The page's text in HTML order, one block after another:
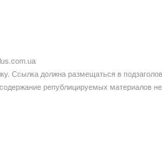
Ссылка должна размещаться в
републицируемых материалов не